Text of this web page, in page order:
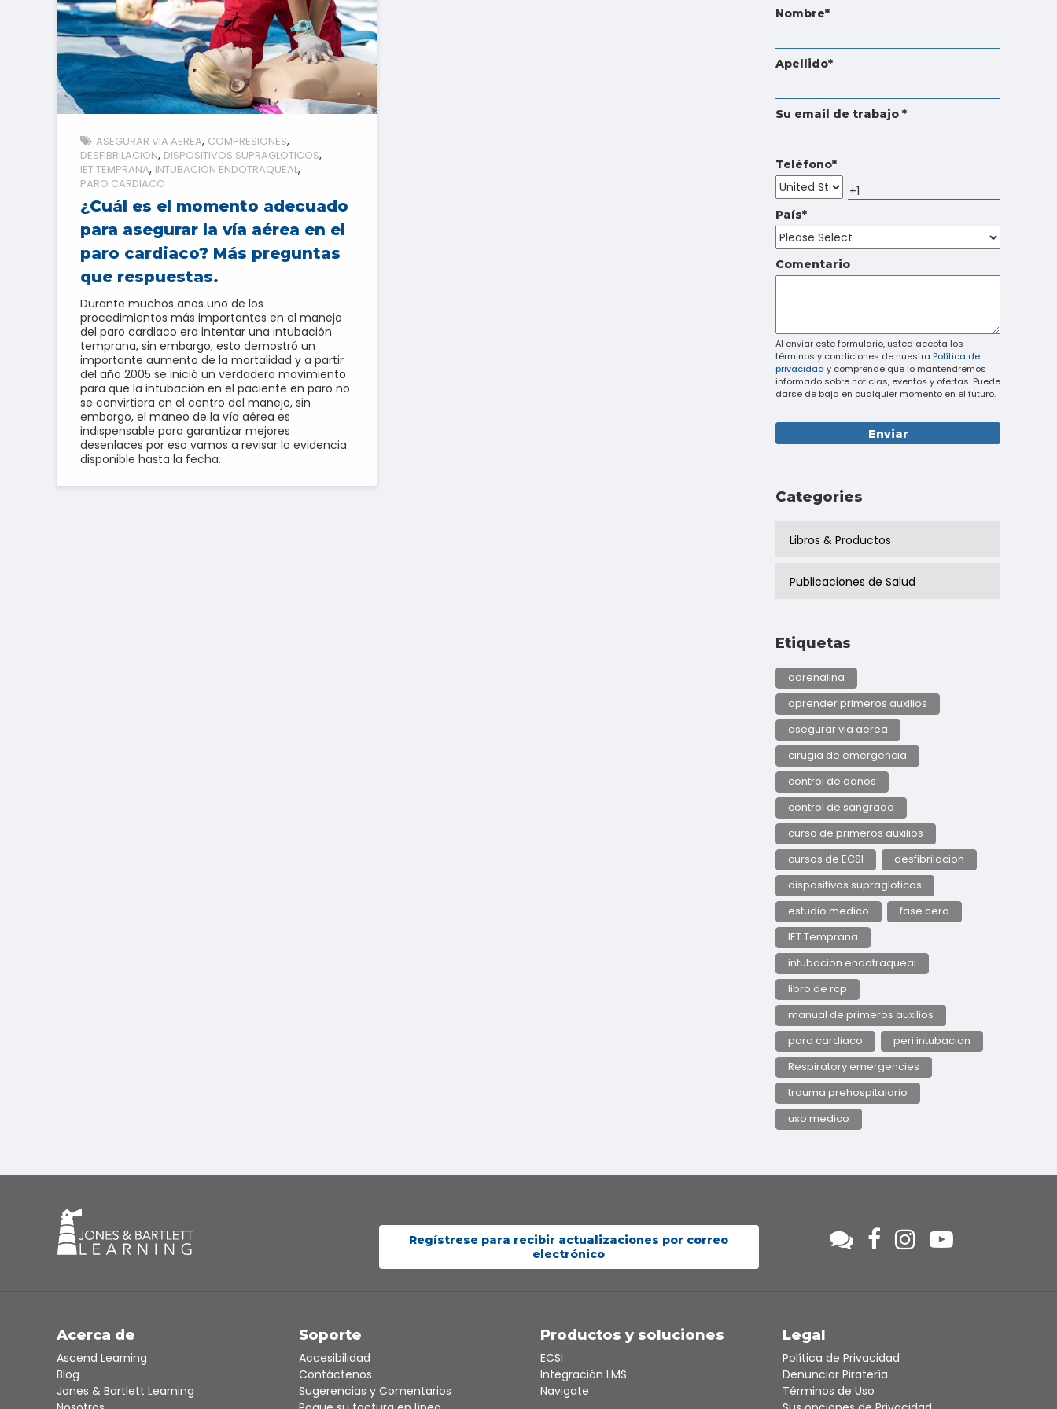
and
swipe
ASEGURAR VIA AEREA COMPRESIONES
DESFIBRILACION DISPOSITIVOS SUPRAGLOTICOS
IET TEMPRANA INTUBACION ENDOTRAQUEAL
PARO CARDIACO
¿Cuál es el momento adecuado
para asegurar la vía aérea en el
paro cardiaco? Más preguntas
que respuestas.
Durante muchos años uno de los
procedimientos más importantes en el manejo
del paro cardiaco era intentar una intubación
temprana, sin embargo, esto demostró un
importante aumento de la mortalidad y a partir
del año 2005 se inició un verdadero movimiento
para que la intubación en el paciente en paro no
se convirtiera en el centro del manejo, sin
embargo, el maneo de la vía aérea es
indispensable para garantizar mejores
desenlaces por eso vamos a revisar la evidencia
disponible hasta la fecha.
Nombre*
Apellido*
Su email de trabajo *
Teléfono*
País*
Comentario
Al enviar este formulario, usted acepta los
términos y condiciones de nuestra Política de
privacidad y comprende que lo mantendremos
informado sobre noticias, eventos y ofertas. Puede
darse de baja en cualquier momento en el futuro.
Categories
Libros & Productos
Publicaciones de Salud
Etiquetas
adrenalina
aprender primeros auxilios
asegurar via aerea
cirugia de emergencia
control de danos
control de sangrado
curso de primeros auxilios
cursos de ECSI
desfibrilacion
dispositivos supragloticos
estudio medico
fase cero
IET Temprana
intubacion endotraqueal
libro de rcp
manual de primeros auxilios
paro cardiaco
peri intubacion
Respiratory emergencies
trauma prehospitalario
uso medico
Regístrese para recibir actualizaciones por correo
electrónico
Acerca de
Ascend Learning
Blog
Jones & Bartlett Learning
Soporte
Accesibilidad
Contáctenos
Sugerencias y Comentarios
Productos y soluciones
ECSI
Integración LMS
Navigate
Legal
Política de Privacidad
Denunciar Piratería
Términos de Uso